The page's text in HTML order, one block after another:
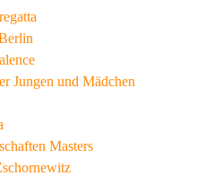
Jungen und Mädchen
Masters